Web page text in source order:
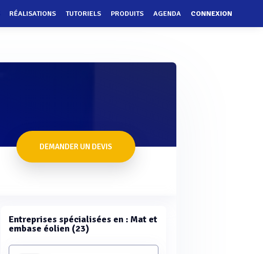
RÉALISATIONS TUTORIELS PRODUITS AGENDA CONNEXION
DEMANDER UN DEVIS
Entreprises spécialisées en : Mat et
embase éolien (23)